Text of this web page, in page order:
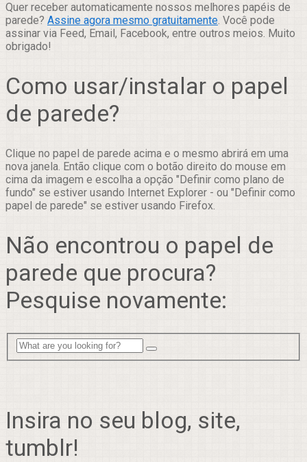
Quer receber automaticamente nossos melhores papéis de
parede? Assine agora mesmo gratuitamente. Você pode
assinar via Feed, Email, Facebook, entre outros meios. Muito
obrigado!
Como usar/instalar o papel
de parede?
Clique no papel de parede acima e o mesmo abrirá em uma
nova janela. Então clique com o botão direito do mouse em
cima da imagem e escolha a opção "Definir como plano de
fundo" se estiver usando Internet Explorer - ou "Definir como
papel de parede" se estiver usando Firefox.
Não encontrou o papel de
parede que procura?
Pesquise novamente:
Insira no seu blog, site,
tumblr!